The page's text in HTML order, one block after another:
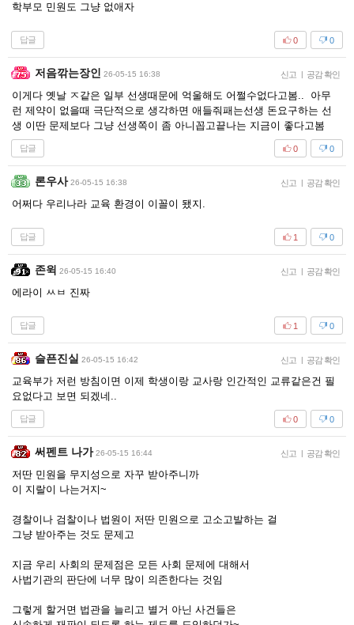
학부모 민원도 그냥 없애자
답글 0
0
저음깎는장인 26-05-15 16:38 신고 | 공감 확인
이게다 옛날 ㅈ같은 일부 선생때문에 억울해도 어쩔수없다고봄.. 아무
런 제약이 없을때 극단적으로 생각하면 애들줘패는선생 돈요구하는 선
생 이딴 문제보다 그냥 선생쪽이 좀 아니꼽고끝나는 지금이 좋다고봄
답글 0
0
론우사 26-05-15 16:38 신고 | 공감 확인
어쩌다 우리나라 교육 환경이 이꼴이 됐지.
답글 0
1
존윅 26-05-15 16:40 신고 | 공감 확인
에라이 ㅆㅂ 진짜
답글 0
1
슬픈진실 26-05-15 16:42 신고 | 공감 확인
교육부가 저런 방침이면 이제 학생이랑 교사랑 인간적인 교류같은건 필
요없다고 보면 되겠네..
답글 0
0
써펜트 나가 26-05-15 16:44 신고 | 공감 확인
저딴 민원을 무지성으로 자꾸 받아주니까
이 지랄이 나는거지~
경찰이나 검찰이나 법원이 저딴 민원으로 고소고발하는 걸
그냥 받아주는 것도 문제고
지금 우리 사회의 문제점은 모든 사회 문제에 대해서
사법기관의 판단에 너무 많이 의존한다는 것임
그렇게 할거면 법관을 늘리고 별거 아닌 사건들은